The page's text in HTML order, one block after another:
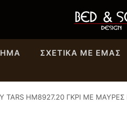
ΣΧΕΤΙΚΆ ΜΕ ΕΜΑΣ
TARS HM8927.20 ΓΚΡΙ ΜΕ